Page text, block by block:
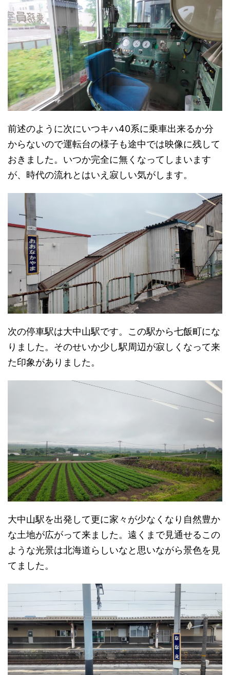
前述のように次にいつキハ40系に乗車出来るか分
からないので運転台の様子も途中では映像に残して
おきました。いつか完全に無くなってしまいます
が、時代の流れとはいえ寂しい気がします。
次の停車駅は大中山駅です。この駅から七飯町にな
りました。そのせいか少し駅周辺が寂しくなって来
た印象がありました。
大中山駅を出発して更に家々が少なくなり自然豊か
な土地が広がって来ました。遠くまで見通せるこの
ような光景は北海道らしいなと思いながら景色を見
てました。